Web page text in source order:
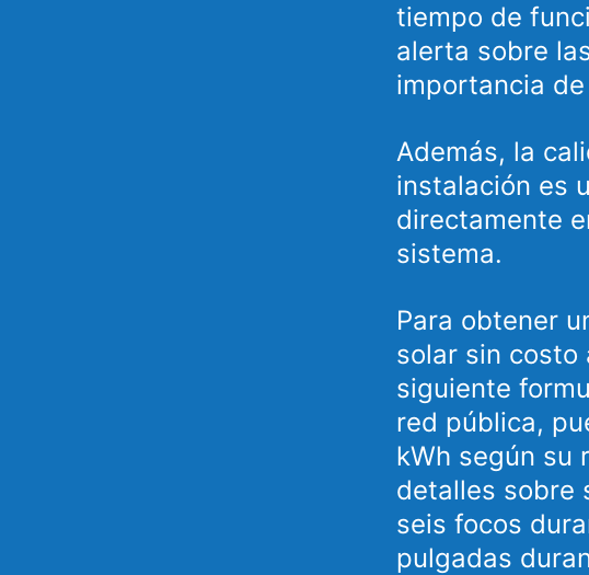
tiempo de
alerta sobre
importancia
Además, la
instalación es
directamente
sistema.
Para obtener
solar sin costo
siguiente
red pública,
kWh según su
detalles sobre
seis focos
pulgadas